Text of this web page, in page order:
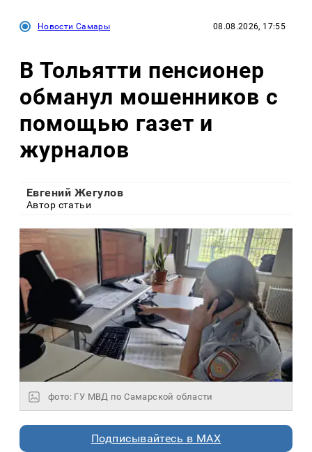
Новости Самары 08.08.2026, 17:55
В Тольятти пенсионер
обманул мошенников с
помощью газет и
журналов
Евгений Жегулов
Автор статьи
фото: ГУ МВД по Самарской области
Подписывайтесь в MAX